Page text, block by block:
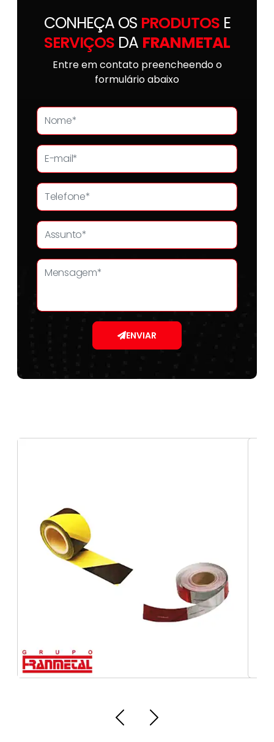
CONHEÇA OS PRODUTOSE
SERVIÇOS DA FRANMETAL
Entre em contato preencheendo o
formulário abaixo
ENVIAR
Fitas fotoluminescentes
Etiquetas resistentes ao calor